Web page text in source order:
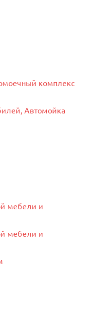
комплекс
Автомойка
мебели и
мебели и